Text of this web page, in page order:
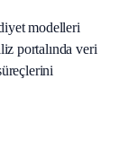
modelleri
portalında veri